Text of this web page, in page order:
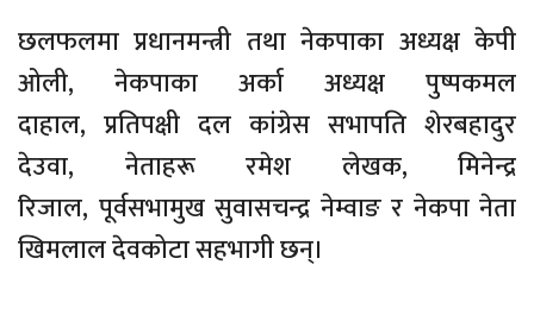
छलफलमा प्रधानमन्त्री तथा नेकपाका अध्यक्ष केपी
ओली, नेकपाका अर्का अध्यक्ष पुष्पकमल
दाहाल, प्रतिपक्षी दल कांग्रेस सभापति शेरबहादुर
देउवा, नेताहरू रमेश लेखक, मिनेन्द्र
रिजाल, पूर्वसभामुख सुवासचन्द्र नेम्वाङ र नेकपा नेता
खिमलाल देवकोटा सहभागी छन्।